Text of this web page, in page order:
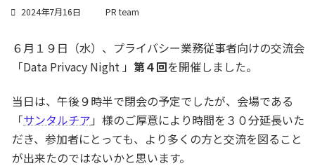
2024年7月16日 PR team
６月１９日（水）、プライバシー業務従事者向けの交流会
「Data Privacy Night 」 第４回を開催しました。
当日は、午後９時半で閉会の予定でしたが、会場である
「サンタルチア 」様のご厚意により時間を３０分延長いた
だき、参加者にとっても、より多くの方と交流を図ること
が出来たのではないかと思います。